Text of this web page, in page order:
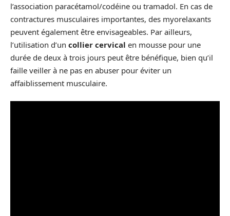
l’association paracétamol/codéine ou tramadol. En cas de
contractures musculaires importantes, des myorelaxants
peuvent également être envisageables. Par ailleurs,
l’utilisation d’un collier cervical en mousse pour une
durée de deux à trois jours peut être bénéfique, bien qu’il
faille veiller à ne pas en abuser pour éviter un
affaiblissement musculaire.